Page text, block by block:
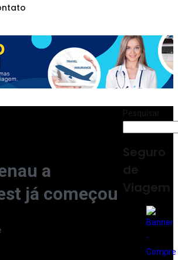
a
já começou
Pesquisar
Seguro
de
Viagem